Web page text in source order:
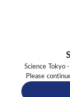
Science Tokyo
Please